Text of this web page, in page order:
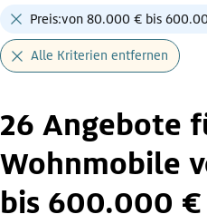
Preis:von 80.000 € bis
Alle Kriterien entfernen
26 Angebote
Wohnmobile
bis 600.000 €